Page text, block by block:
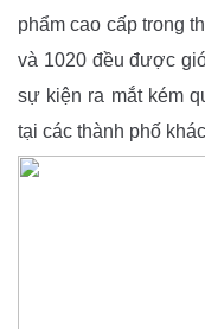
phẩm cao cấp trong
và 1020 đều được
sự kiện ra mắt kém
tại các thành phố